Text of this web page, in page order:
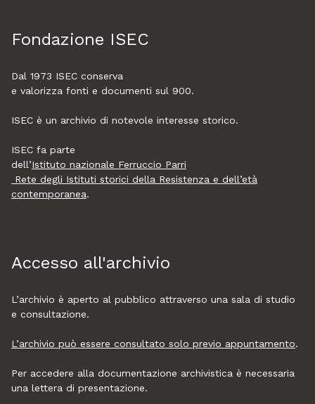
Fondazione ISEC
Dal 1973 ISEC conserva
e valorizza fonti e documenti sul 900.
ISEC è un archivio di notevole interesse storico.
ISEC fa parte
dell’Istituto nazionale Ferruccio Parri
Rete degli Istituti storici della Resistenza e dell’età
contemporanea.
Accesso all'archivio
L’archivio è aperto al pubblico attraverso una sala di studio
e consultazione.
L’archivio può essere consultato solo previo appuntamento.
Per accedere alla documentazione archivistica è necessaria
una lettera di presentazione.